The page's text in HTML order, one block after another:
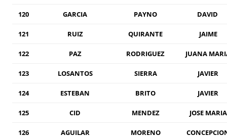
120 GARCIA PAYNO DAVID
121 RUIZ QUIRANTE JAIME
122 PAZ RODRIGUEZ JUANA
123 LOSANTOS SIERRA JAVIER
124 ESTEBAN BRITO JAVIER
125 CID MENDEZ JOSE MARIA
126 AGUILAR MORENO